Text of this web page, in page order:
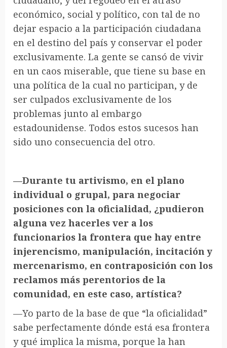
económico, social y político, con tal de no
dejar espacio a la participación ciudadana
en el destino del país y conservar el poder
exclusivamente. La gente se cansó de vivir
en un caos miserable, que tiene su base en
una política de la cual no participan, y de
ser culpados exclusivamente de los
problemas junto al embargo
estadounidense. Todos estos sucesos han
sido uno consecuencia del otro.
—Durante tu artivismo, en el plano
individual o grupal, para negociar
posiciones con la oficialidad, ¿pudieron
alguna vez hacerles ver a los
funcionarios la frontera que hay entre
injerencismo, manipulación, incitación y
mercenarismo, en contraposición con los
reclamos más perentorios de la
comunidad, en este caso, artística?
—Yo parto de la base de que “la oficialidad”
sabe perfectamente dónde está esa frontera
y qué implica la misma, porque la han